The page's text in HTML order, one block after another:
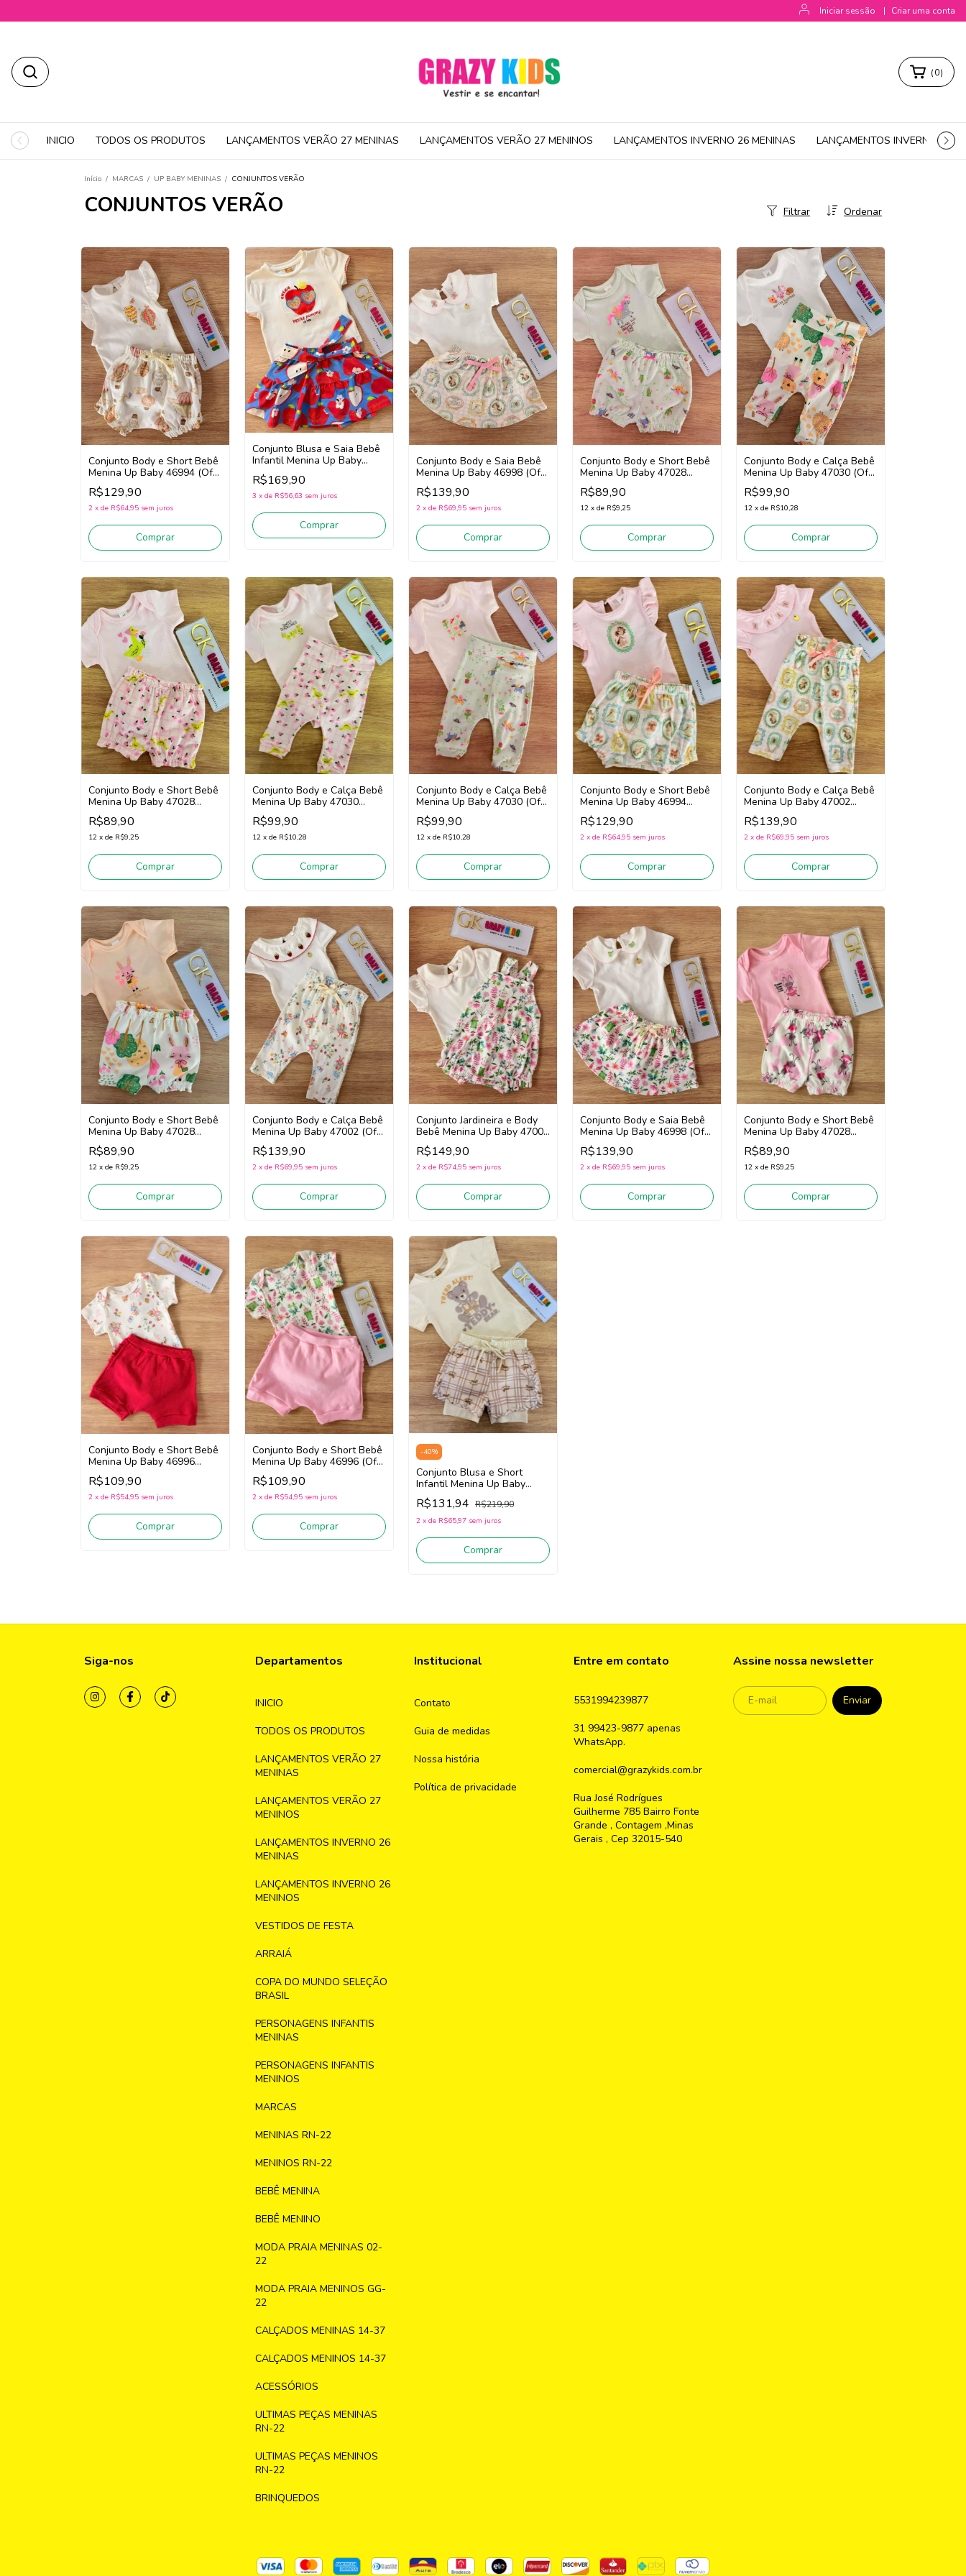
Iniciar sessão | Criar uma conta
(0)
INICIO TODOS OS PRODUTOS LANÇAMENTOS VERÃO 27 MENINAS LANÇAMENTOS VERÃO 27 MENINOS LANÇAMENTOS INVERNO 26 MENINAS LANÇAMENTOS INVERNO 26
Início / MARCAS / UP BABY MENINAS / CONJUNTOS VERÃO
CONJUNTOS VERÃO Ordenar
Filtrar
Conjunto Body e Short Bebê
Menina Up Baby 46994 (Off
White)
R$129,90
2 x de R$64,95 sem juros
Comprar
Conjunto Blusa e Saia Bebê
Infantil Menina Up Baby
46872 (Off White/Vermelho)
R$169,90
3 x de R$56,63 sem juros
Comprar
Conjunto Body e Saia Bebê
Menina Up Baby 46998 (Off
White/Rosa/Verde)
R$139,90
2 x de R$69,95 sem juros
Comprar
Conjunto Body e Short Bebê
Menina Up Baby 47028
(Verde)
R$89,90
12 x de R$9,25
Comprar
Conjunto Body e Calça Bebê
Menina Up Baby 47030 (Off
White/Verde/Rosa)
R$99,90
12 x de R$10,28
Comprar
Conjunto Body e Short Bebê
Menina Up Baby 47028
(Rosa)
R$89,90
12 x de R$9,25
Comprar
Conjunto Body e Calça Bebê
Menina Up Baby 47030
(Rosa)
R$99,90
12 x de R$10,28
Comprar
Conjunto Body e Calça Bebê
Menina Up Baby 47030 (Off
White/Verde)
R$99,90
12 x de R$10,28
Comprar
Conjunto Body e Short Bebê
Menina Up Baby 46994
(Rosa/Verde)
R$129,90
2 x de R$64,95 sem juros
Comprar
Conjunto Body e Calça Bebê
Menina Up Baby 47002
(Rosa/Off White/Verde)
R$139,90
2 x de R$69,95 sem juros
Comprar
Conjunto Body e Short Bebê
Menina Up Baby 47028
(Laranja/Off White/verde)
R$89,90
12 x de R$9,25
Comprar
Conjunto Body e Calça Bebê
Menina Up Baby 47002 (Off
White/Bege/Vermelho)
R$139,90
2 x de R$69,95 sem juros
Comprar
Conjunto Jardineira e Body
Bebê Menina Up Baby 47004
(Off White/Verde/Rosa)
R$149,90
2 x de R$74,95 sem juros
Comprar
Conjunto Body e Saia Bebê
Menina Up Baby 46998 (Off
White/Verde/Rosa)
R$139,90
2 x de R$69,95 sem juros
Comprar
Conjunto Body e Short Bebê
Menina Up Baby 47028
(Rosa/Off White)
R$89,90
12 x de R$9,25
Comprar
Conjunto Body e Short Bebê
Menina Up Baby 46996
(Bege/Vermelho)
R$109,90
2 x de R$54,95 sem juros
Comprar
Conjunto Body e Short Bebê
Menina Up Baby 46996 (Off
white/Verde/Rosa)
R$109,90
2 x de R$54,95 sem juros
Comprar
-40%
Conjunto Blusa e Short
Infantil Menina Up Baby
46606 (Bege Claro)
R$131,94 R$219,90
2 x de R$65,97 sem juros
Comprar
Siga-nos Departamentos
INICIO
TODOS OS PRODUTOS
LANÇAMENTOS VERÃO 27
MENINAS
LANÇAMENTOS VERÃO 27
MENINOS
LANÇAMENTOS INVERNO 26
MENINAS
LANÇAMENTOS INVERNO 26
MENINOS
VESTIDOS DE FESTA
ARRAIÁ
COPA DO MUNDO SELEÇÃO
BRASIL
PERSONAGENS INFANTIS
MENINAS
PERSONAGENS INFANTIS
MENINOS
MARCAS
MENINAS RN-22
MENINOS RN-22
BEBÊ MENINA
BEBÊ MENINO
MODA PRAIA MENINAS 02-
22
MODA PRAIA MENINOS GG-
22
CALÇADOS MENINAS 14-37
CALÇADOS MENINOS 14-37
ACESSÓRIOS
ULTIMAS PEÇAS MENINAS
RN-22
ULTIMAS PEÇAS MENINOS
RN-22
BRINQUEDOS
Institucional
Contato
Guia de medidas
Nossa história
Política de privacidade
Entre em contato
5531994239877
31 99423-9877 apenas
WhatsApp.
comercial@grazykids.com.br
Rua José Rodrígues
Guilherme 785 Bairro Fonte
Grande , Contagem ,Minas
Gerais , Cep 32015-540
Assine nossa newsletter